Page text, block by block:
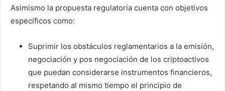
Asimismo la propuesta regulatoria cuenta con objetivos
específicos como:
Suprimir los obstáculos reglamentarios a la emisión,
negociación y pos negociación de los criptoactivos
que puedan considerarse instrumentos financieros,
respetando al mismo tiempo el principio de